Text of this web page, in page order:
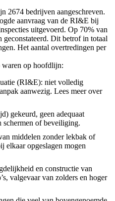
2674 bedrijven aangeschreven.
aanvraag van de RI&E bij
uitgevoerd. Op 70% van
Dit betrof in totaal
Het aantal overtredingen per
waren op hoofdlijn:
(RI&E): niet volledig
aanwezig. Lees meer over
gekeurd, geen adequaat
schermen of beveiliging.
middelen zonder lekbak of
elkaar opgeslagen mogen
en constructie van
valgevaar van zolders en hoger